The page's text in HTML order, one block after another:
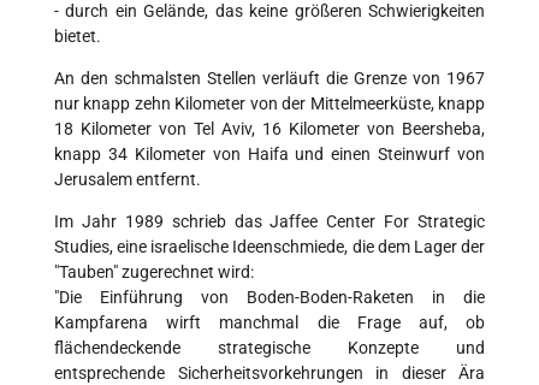
- durch ein Gelände, das keine größeren Schwierigkeiten
bietet.
An den schmalsten Stellen verläuft die Grenze von 1967
nur knapp zehn Kilometer von der Mittelmeerküste, knapp
18 Kilometer von Tel Aviv, 16 Kilometer von Beersheba,
knapp 34 Kilometer von Haifa und einen Steinwurf von
Jerusalem entfernt.
Im Jahr 1989 schrieb das Jaffee Center For Strategic
Studies, eine israelische Ideenschmiede, die dem Lager der
"Tauben" zugerechnet wird:
"Die Einführung von Boden-Boden-Raketen in die
Kampfarena wirft manchmal die Frage auf, ob
flächendeckende strategische Konzepte und
entsprechende Sicherheitsvorkehrungen in dieser Ära